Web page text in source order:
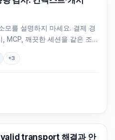
모를 설명하지 마세요. 결제 경
MCP, 깨끗한 세션을 같은 조건
+3
transport 해결과 안